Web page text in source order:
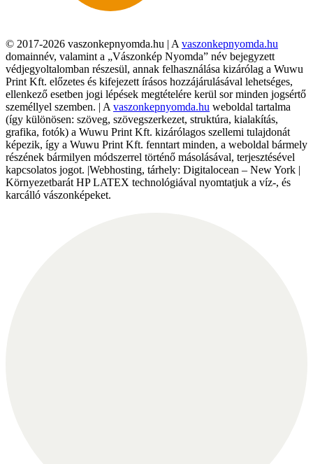
© 2017-2026 vaszonkepnyomda.hu | A vaszonkepnyomda.hu
domainnév, valamint a „Vászonkép Nyomda” név bejegyzett
védjegyoltalomban részesül, annak felhasználása kizárólag a Wuwu
Print Kft. előzetes és kifejezett írásos hozzájárulásával lehetséges,
ellenkező esetben jogi lépések megtételére kerül sor minden jogsértő
személlyel szemben. | A vaszonkepnyomda.hu weboldal tartalma
(így különösen: szöveg, szövegszerkezet, struktúra, kialakítás,
grafika, fotók) a Wuwu Print Kft. kizárólagos szellemi tulajdonát
képezik, így a Wuwu Print Kft. fenntart minden, a weboldal bármely
részének bármilyen módszerrel történő másolásával, terjesztésével
kapcsolatos jogot. |Webhosting, tárhely: Digitalocean – New York |
Környezetbarát HP LATEX technológiával nyomtatjuk a víz-, és
karcálló vászonképeket.